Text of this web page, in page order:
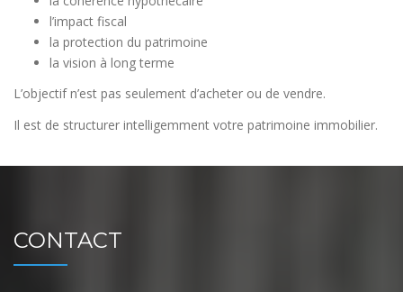
l’impact fiscal
la protection du patrimoine
la vision à long terme
L’objectif n’est pas seulement d’acheter ou de vendre.
Il est de structurer intelligemment votre patrimoine immobilier.
CONTACT